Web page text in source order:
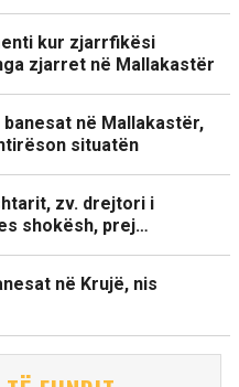
kur zjarrfikësi
zjarret në Mallakastër
në Mallakastër,
situatën
zv. drejtori i
shokësh, prej…
në Krujë, nis